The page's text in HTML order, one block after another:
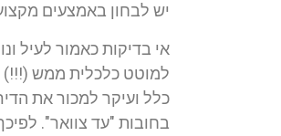
יש לבחון באמצעים
אי בדיקות כאמור לעיל
למוטט כלכלית ממש (!!!)
כלל ועיקר למכור את
בחובות "עד צוואר".